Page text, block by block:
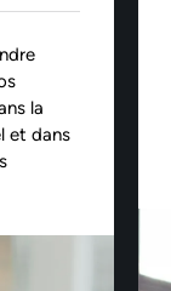
la
et dans